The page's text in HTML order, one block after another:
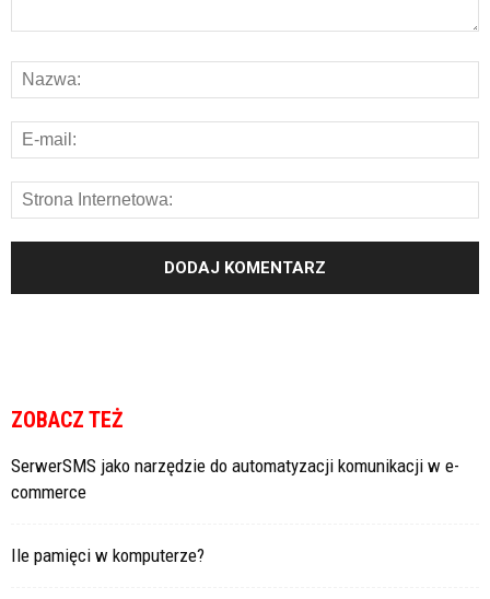
ZOBACZ TEŻ
SerwerSMS jako narzędzie do automatyzacji komunikacji w e-
commerce
Ile pamięci w komputerze?